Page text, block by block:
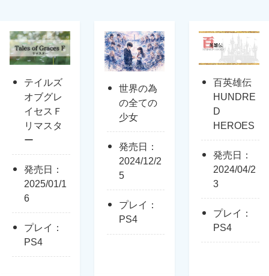
テイルズ
オブグレ
イセスＦ
リマスタ
ー
発売日：
2025/01/1
6
プレイ：
PS4
世界の為
の全ての
少女
発売日：
2024/12/2
5
プレイ：
PS4
百英雄伝
HUNDRE
D
HEROES
発売日：
2024/04/2
3
プレイ：
PS4